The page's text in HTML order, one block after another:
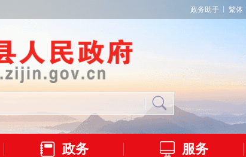
政务助手 繁体
政务 服务